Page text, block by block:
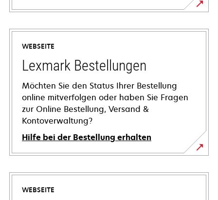
WEBSEITE
Lexmark Bestellungen
Möchten Sie den Status Ihrer Bestellung
online mitverfolgen oder haben Sie Fragen
zur Online Bestellung, Versand &
Kontoverwaltung?
Hilfe bei der Bestellung erhalten
WEBSEITE